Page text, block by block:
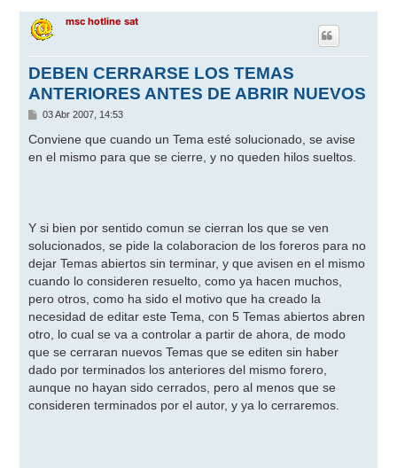
msc hotline sat
DEBEN CERRARSE LOS TEMAS
ANTERIORES ANTES DE ABRIR NUEVOS
M
n
a
03 Abr 2007, 14:53
Conviene que cuando un Tema esté solucionado, se avise
en el mismo para que se cierre, y no queden hilos sueltos.
Y si bien por sentido comun se cierran los que se ven
solucionados, se pide la colaboracion de los foreros para no
dejar Temas abiertos sin terminar, y que avisen en el mismo
cuando lo consideren resuelto, como ya hacen muchos,
pero otros, como ha sido el motivo que ha creado la
necesidad de editar este Tema, con 5 Temas abiertos abren
otro, lo cual se va a controlar a partir de ahora, de modo
que se cerraran nuevos Temas que se editen sin haber
dado por terminados los anteriores del mismo forero,
aunque no hayan sido cerrados, pero al menos que se
consideren terminados por el autor, y ya lo cerraremos.